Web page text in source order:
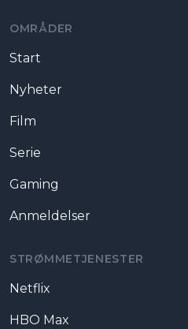
OMRÅDER
Start
Nyheter
Film
Serie
Gaming
Anmeldelser
STRØMMETJENESTER
Netflix
HBO Max